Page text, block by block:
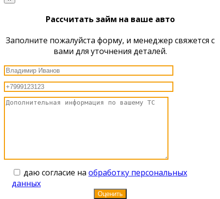
Рассчитать займ на ваше авто
Заполните пожалуйста форму, и менеджер свяжется с
вами для уточнения деталей.
даю согласие на обработку персональных
данных